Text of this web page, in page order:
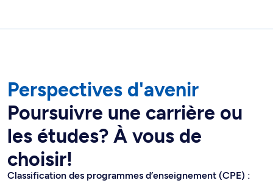
Perspectives d'avenir
Poursuivre une carrière ou
les études? À vous de
choisir!
Classification des programmes d’enseignement (CPE) :